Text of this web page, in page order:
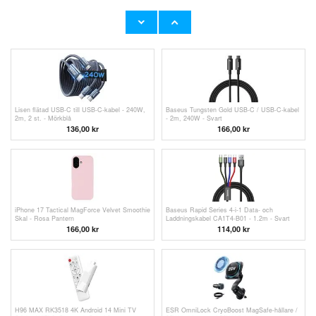
Joyroom S-CC100A16 Prism Digital Display
Baseus Superior Series USB-C / USB-C
Lisen flätad USB-C till USB-C-kabel - 240W,
2m, 2 st. - Mörkblå
136,00 kr
Baseus Tungsten Gold USB-C / USB-C-kabel
- 2m, 240W - Svart
166,00 kr
iPhone 17 Tactical MagForce Velvet Smoothie
Skal - Rosa Pantern
166,00 kr
Baseus Rapid Series 4-i-1 Data- och
Laddningskabel CA1T4-B01 - 1.2m - Svart
114,00 kr
H96 MAX RK3518 4K Android 14 Mini TV
ESR OmniLock CryoBoost MagSafe-hållare /